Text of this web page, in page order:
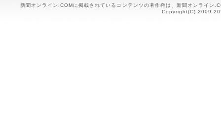
新聞オンライン.COMに掲載されているコンテンツの著作権は、新聞オンライン
Copyright(C) 2009-